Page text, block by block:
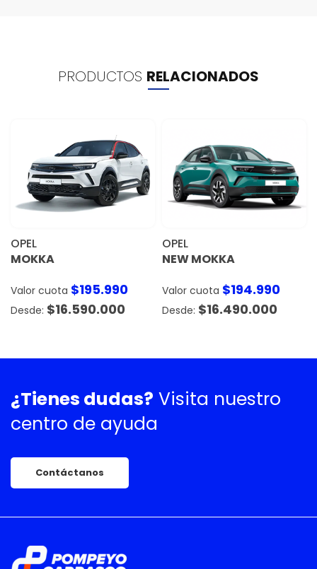
PRODUCTOS RELACIONADOS
OPEL
MOKKA
Valor cuota $195.990
$16.590.000
OPEL
NEW MOKKA
Valor cuota $194.990
$16.490.000
¿Tienes dudas? Visita nuestro
centro de ayuda
Contáctanos